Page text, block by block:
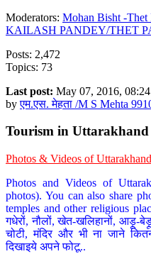
Moderators: Mohan Bisht -Thet
KAILASH PANDEY/THET
Posts: 2,472
Topics: 73
Last post: May 07, 2016,
byएम.एस. मेहता /M S Mehta
Tourism in Uttarakhand
Photos & Videos of Uttarakhand
Photos and Videos of
photos). You can also share
temples and other religious
गधेरों, नौलों, खेत-खलिहानों, आड़ू-
चोटी, मंदिर और भी ना जाने
दिखाइये अपने फोटू..